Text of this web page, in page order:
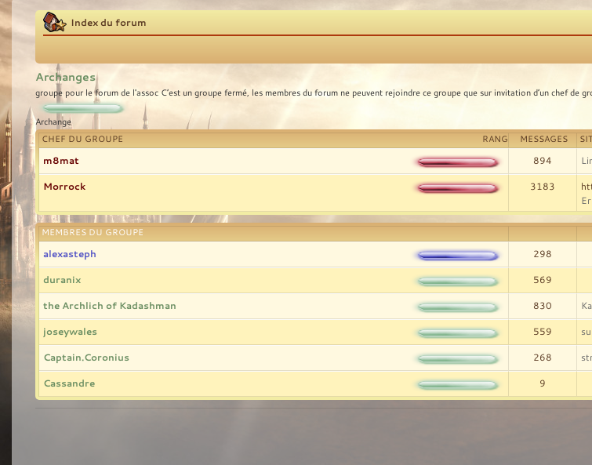
Index du forum
Archanges
groupe pour le forum de l'assoc C’est un groupe fermé, les membres du forum ne peuvent rejoindre ce groupe que sur invitation d’un chef de
Archange
RANG
CHEF DU GROUPE MESSAGES
m8mat 894
Morrock 3183
MEMBRES DU GROUPE
alexasteph 298
duranix 569
the Archlich of Kadashman 830
joseywales 559
Captain.Coronius 268
Cassandre 9